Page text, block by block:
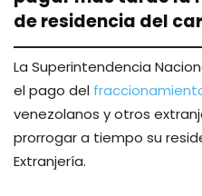
de residencia del
La Superintendencia
el pago del
venezolanos y otros
prorrogar a tiempo su
Extranjería.